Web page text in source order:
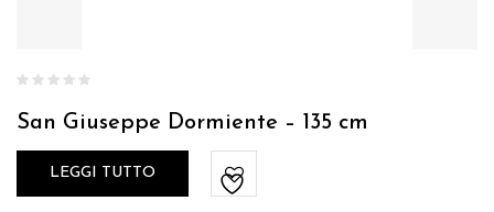
San Giuseppe Dormiente – 135 cm
LEGGI TUTTO